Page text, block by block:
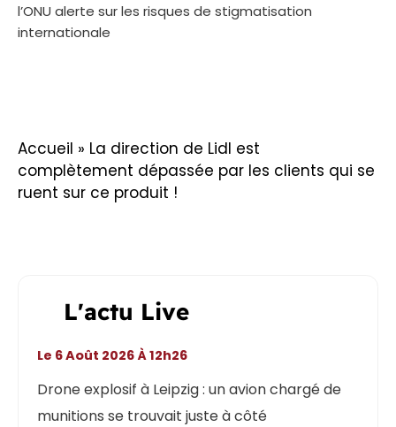
l’ONU alerte sur les risques de stigmatisation
internationale
Accueil » La direction de Lidl est
complètement dépassée par les clients qui se
ruent sur ce produit !
L'actu Live
Drone explosif à Leipzig : un avion chargé de
munitions se trouvait juste à côté
Le 6 Août 2026 À 12h26